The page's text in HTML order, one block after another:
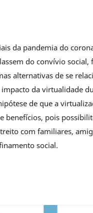
da pandemia do
do convívio social,
alternativas de se
da virtualidade
de que a
benefícios, pois
com familiares,
social.